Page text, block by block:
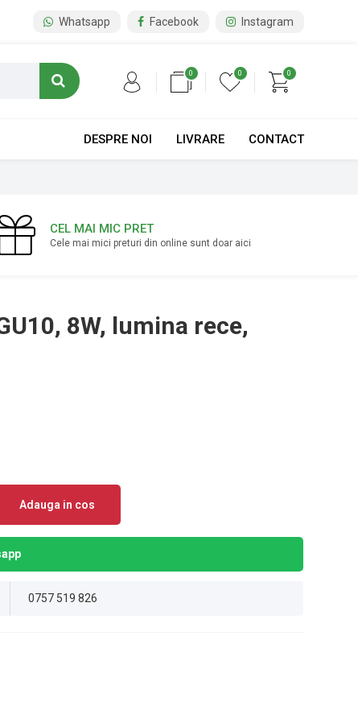
Whatsapp Facebook Instagram
0
0
0
CONTACT
LIVRARE
DESPRE NOI
CEL MAI MIC PRET
Cele mai mici preturi din online sunt doar aici
8W, lumina rece,
Adauga in cos
0757 519 826